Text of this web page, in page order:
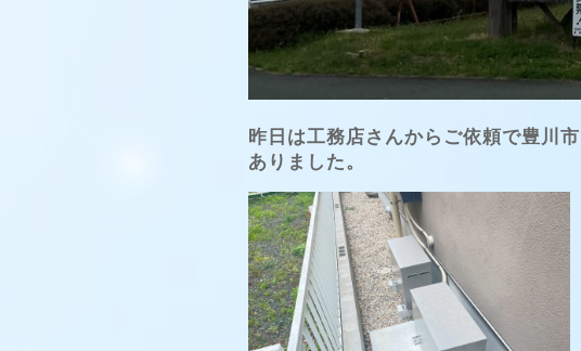
昨日は工務店さんからご依頼で豊川
ありました。